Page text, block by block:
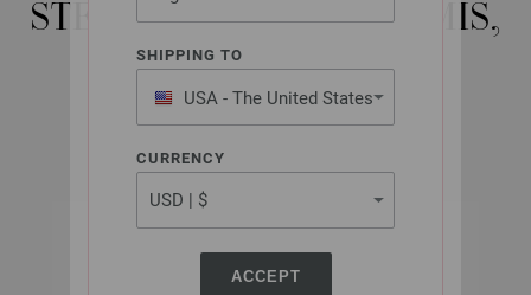
SHIPPING TO
USA - The United States
of America
CURRENCY
ACCEPT
STEINBACH EDITION) MIS,
10,0/80CM